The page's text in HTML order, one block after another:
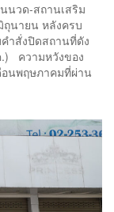
นวด-สถานเสริม
ถุนายน หลังครบ
ำสั่งปิดสถานที่ดัง
ความหวังของ
อนพฤษภาคมที่ผ่าน